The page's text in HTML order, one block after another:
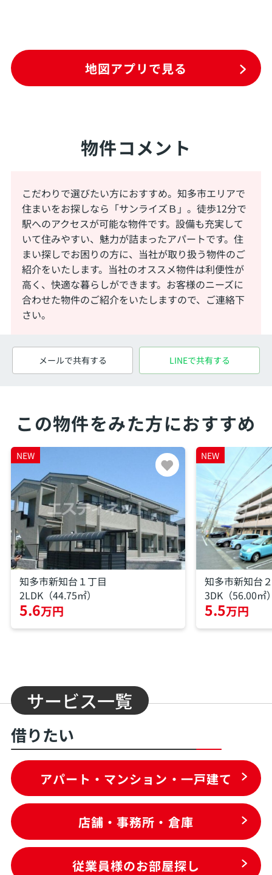
地図アプリで見る
物件コメント
こだわりで選びたい方におすすめ。知多市エリアで
住まいをお探しなら「サンライズＢ」。徒歩12分で
駅へのアクセスが可能な物件です。設備も充実して
いて住みやすい、魅力が詰まったアパートです。住
まい探しでお困りの方に、当社が取り扱う物件のご
紹介をいたします。当社のオススメ物件は利便性が
高く、快適な暮らしができます。お客様のニーズに
合わせた物件のご紹介をいたしますので、ご連絡下
さい。
メールで共有する LINEで共有する
この物件をみた方におすすめ
NEW
知多市新知台１丁目
2LDK（44.75㎡）
5.6万円
NEW
知多市新知台
3DK（56.00㎡
5.5万円
サービス一覧
借りたい
アパート・マンション・一戸建て
店舗・事務所・倉庫
従業員様のお部屋探し